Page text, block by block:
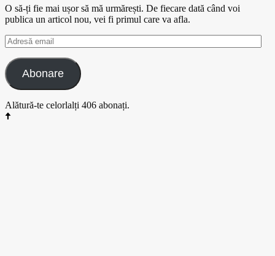
O să-ți fie mai ușor să mă urmărești. De fiecare dată când voi
publica un articol nou, vei fi primul care va afla.
Adresă
email
Abonare
Alătură-te celorlalți 406 abonați.